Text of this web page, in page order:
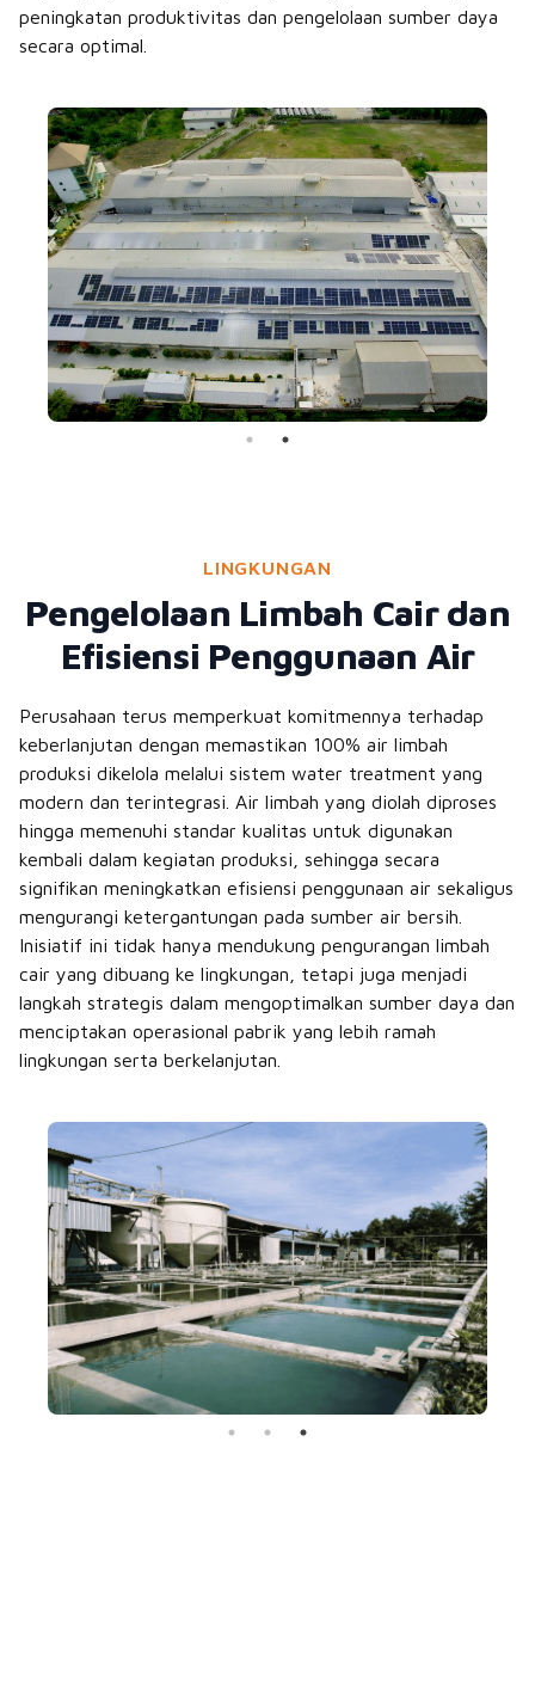
peningkatan produktivitas dan pengelolaan sumber daya
secara optimal.
LINGKUNGAN
Pengelolaan Limbah Cair dan
Efisiensi Penggunaan Air
Perusahaan terus memperkuat komitmennya terhadap
keberlanjutan dengan memastikan 100% air limbah
produksi dikelola melalui sistem water treatment yang
modern dan terintegrasi. Air limbah yang diolah diproses
hingga memenuhi standar kualitas untuk digunakan
kembali dalam kegiatan produksi, sehingga secara
signifikan meningkatkan efisiensi penggunaan air sekaligus
mengurangi ketergantungan pada sumber air bersih.
Inisiatif ini tidak hanya mendukung pengurangan limbah
cair yang dibuang ke lingkungan, tetapi juga menjadi
langkah strategis dalam mengoptimalkan sumber daya dan
menciptakan operasional pabrik yang lebih ramah
lingkungan serta berkelanjutan.